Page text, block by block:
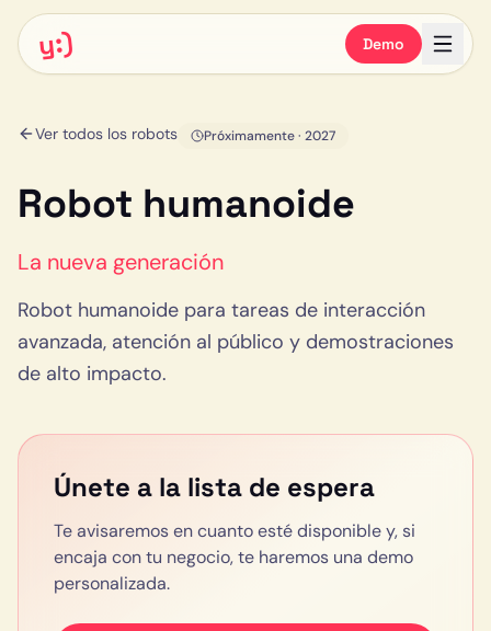
y:) Demo
Ver todos los robots Próximamente· 2027
Robot humanoide
La nueva generación
Robot humanoide para tareas de interacción
avanzada, atención al público y demostraciones
de alto impacto.
Únete a la lista de espera
Te avisaremos en cuanto esté disponible y, si
encaja con tu negocio, te haremos una demo
personalizada.